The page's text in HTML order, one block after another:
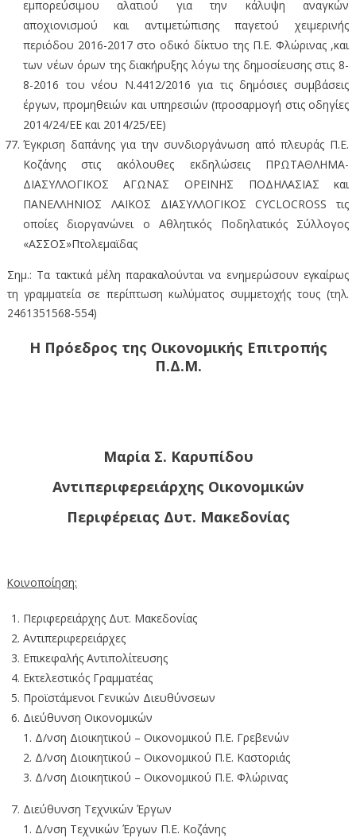
εμπορεύσιμου αλατιού για την κάλυψη αναγκών
αποχιονισμού και αντιμετώπισης παγετού χειμερινής
περιόδου 2016-2017 στο οδικό δίκτυο της Π.Ε. Φλώρινας ,και
των νέων όρων της διακήρυξης λόγω της δημοσίευσης στις 8-
8-2016 του νέου Ν.4412/2016 για τις δημόσιες συμβάσεις
έργων, προμηθειών και υπηρεσιών (προσαρμογή στις οδηγίες
2014/24/ΕΕ και 2014/25/ΕΕ)
Έγκριση δαπάνης για την συνδιοργάνωση από πλευράς Π.Ε.
Κοζάνης στις ακόλουθες εκδηλώσεις ΠΡΩΤΑΘΛΗΜΑ-
ΔΙΑΣΥΛΛΟΓΙΚΟΣ ΑΓΩΝΑΣ ΟΡΕΙΝΗΣ ΠΟΔΗΛΑΣΙΑΣ και
ΠΑΝΕΛΛΗΝΙΟΣ ΛΑΪΚΟΣ ΔΙΑΣΥΛΛΟΓΙΚΟΣ CYCLOCROSS τις
οποίες διοργανώνει ο Αθλητικός Ποδηλατικός Σύλλογος
«ΑΣΣΟΣ»Πτολεμαϊδας
Σημ.: Τα τακτικά μέλη παρακαλούνται να ενημερώσουν εγκαίρως
τη γραμματεία σε περίπτωση κωλύματος συμμετοχής τους (τηλ.
2461351568-554)
Η Πρόεδρος της Οικονομικής Επιτροπής
Π.Δ.Μ.
Μαρία Σ. Καρυπίδου
Αντιπεριφερειάρχης Οικονομικών
Περιφέρειας Δυτ. Μακεδονίας
Κοινοποίηση:
Περιφερειάρχης Δυτ. Μακεδονίας
Αντιπεριφερειάρχες
Επικεφαλής Αντιπολίτευσης
Εκτελεστικός Γραμματέας
Προϊστάμενοι Γενικών Διευθύνσεων
Διεύθυνση Οικονομικών
Δ/νση Διοικητικού – Οικονομικού Π.Ε. Γρεβενών
Δ/νση Διοικητικού – Οικονομικού Π.Ε. Καστοριάς
Δ/νση Διοικητικού – Οικονομικού Π.Ε. Φλώρινας
Διεύθυνση Τεχνικών Έργων
Δ/νση Τεχνικών Έργων Π.Ε. Κοζάνης